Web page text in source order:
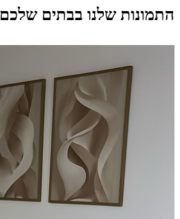
התמונות שלנו בבתים שלכם